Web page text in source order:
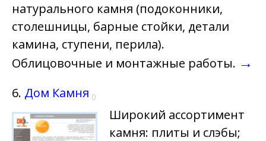
натурального камня (подоконники,
столешницы, барные стойки, детали
камина, ступени, перила).
Облицовочные и монтажные работы. →
6. Дом Камня 0
Широкий ассортимент
камня: плиты и слэбы;